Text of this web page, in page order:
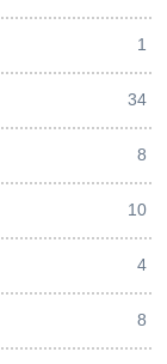
1
34
8
10
4
8